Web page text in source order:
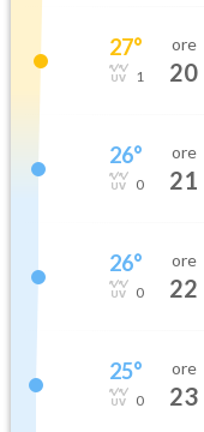
27°
1
ore
20
26°
0
ore
21
26°
0
ore
22
25°
0
ore
23